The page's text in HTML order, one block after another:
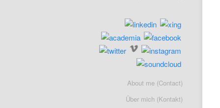
HauptmenüAbout me (Contact)
Über mich (Kontakt)